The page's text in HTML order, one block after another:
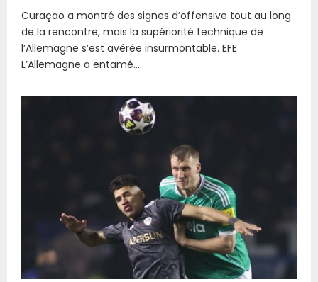
Curaçao a montré des signes d’offensive tout au long
de la rencontre, mais la supériorité technique de
l’Allemagne s’est avérée insurmontable. EFE
L’Allemagne a entamé...